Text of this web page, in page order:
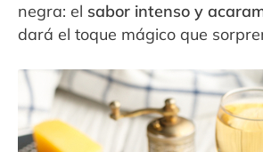
negra: el sabor intenso y
dará el toque mágico que